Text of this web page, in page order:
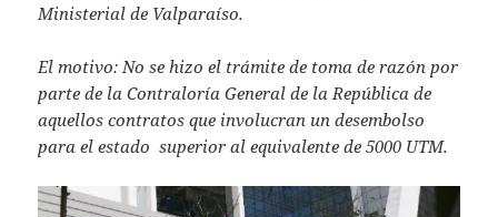
Ministerial de Valparaíso.
El motivo: No se hizo el trámite de toma de razón por
parte de la Contraloría General de la República de
aquellos contratos que involucran un desembolso
para el estado superior al equivalente de 5000 UTM.